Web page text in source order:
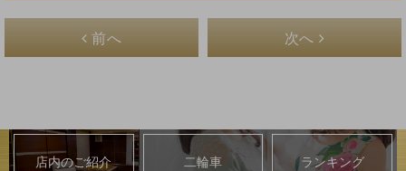
前へ 次へ
店内のご紹介 二輪車 ランキング